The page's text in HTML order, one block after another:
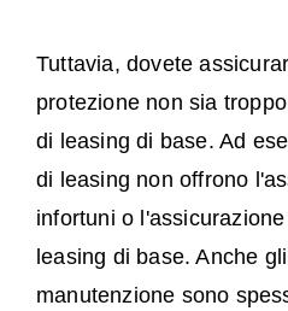
Tuttavia, dovete
protezione non sia
di leasing di base. Ad
di leasing non offrono
infortuni o
leasing di base. Anche
manutenzione sono